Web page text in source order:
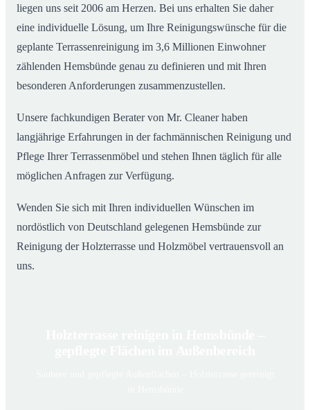
liegen uns seit 2006 am Herzen. Bei uns erhalten Sie daher
eine individuelle Lösung, um Ihre Reinigungswünsche für die
geplante Terrassenreinigung im 3,6 Millionen Einwohner
zählenden Hemsbünde genau zu definieren und mit Ihren
besonderen Anforderungen zusammenzustellen.
Unsere fachkundigen Berater von Mr. Cleaner haben
langjährige Erfahrungen in der fachmännischen Reinigung und
Pflege Ihrer Terrassenmöbel und stehen Ihnen täglich für alle
möglichen Anfragen zur Verfügung.
Wenden Sie sich mit Ihren individuellen Wünschen im
nordöstlich von Deutschland gelegenen Hemsbünde zur
Reinigung der Holzterrasse und Holzmöbel vertrauensvoll an
uns.